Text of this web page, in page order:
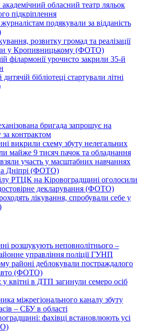
обласний театр ляльок
підкріплення
подякували за відданість
розвитку громад та реалізації
у Кропивницькому (ФОТО)
філармонії урочисто закрили 35-й
бібліотеці стартували літні
бригада запрошує на
за контрактом
викрили схему збуту нелегальних
майже 9 тисяч пачок та обладнання
участь у масштабних навчаннях
Дніпрі (ФОТО)
РТЦК на Кіровоградщині оголосили
декларування (ФОТО)
лікування, спробували себе у
розшукують неповнолітнього –
управління поліції ГУНП
районі деблокували постраждалого
авто (ФОТО)
квітні в ДТП загинули семеро осіб
міжрегіонального каналу збуту
– СБУ в області
фахівці встановлюють усі